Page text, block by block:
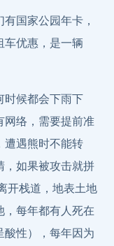
国家公园年卡，
车优惠，是一辆
时候都会下雨下
网络，需要提前准
遭遇熊时不能转
，如果被攻击就拼
开栈道，地表土地
每年都有人死在
性），每年因为